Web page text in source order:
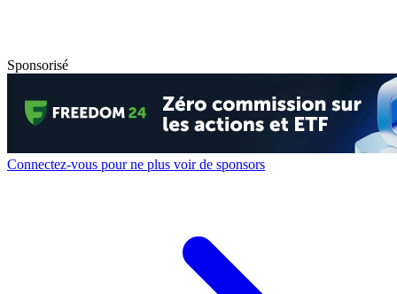
Sponsorisé
Connectez-vous pour ne plus voir de sponsors